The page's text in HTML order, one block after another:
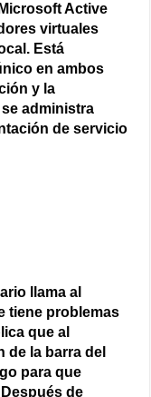
Active
virtuales
Está
en ambos
y la
administra
de servicio
llama al
tiene problemas
que al
la barra del
para que
de